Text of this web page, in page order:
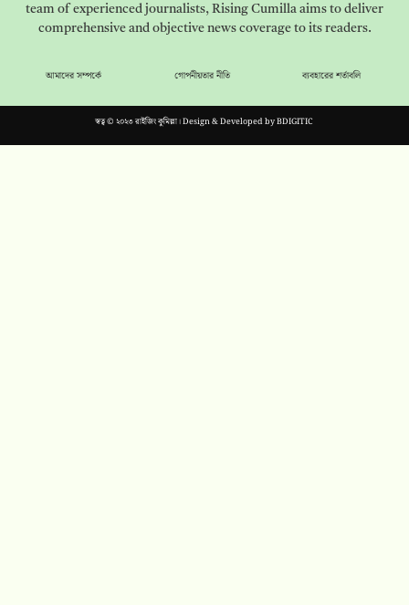
team of experienced journalists, Rising Cumilla aims to deliver
comprehensive and objective news coverage to its readers.
আমাদের সম্পর্কে গোপনীয়তার নীতি ব্যবহারের শর্তাবলি
স্বত্ব © ২০২৩ রাইজিং কুমিল্লা। Design & Developed byBDIGITIC